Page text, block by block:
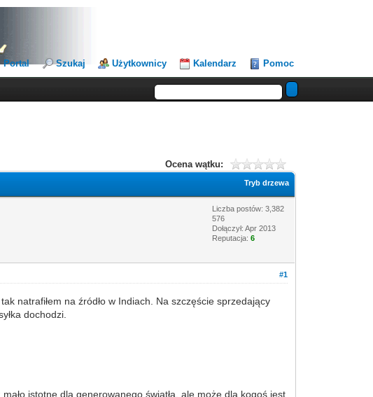
Portal Szukaj Użytkownicy Kalendarz Pomoc
Ocena wątku:
Tryb drzewa
Liczba postów: 3,382
576
Dołączył: Apr 2013
Reputacja:6
#1
natrafiłem na źródło w Indiach. Na szczęście sprzedający
dochodzi.
istotne dla generowanego światła, ale może dla kogoś jest